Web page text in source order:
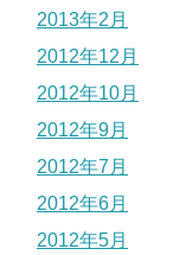
2013年2月
2012年12月
2012年10月
2012年9月
2012年7月
2012年6月
2012年5月